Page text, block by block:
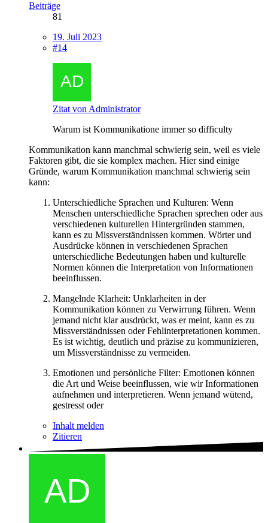
Beiträge
81
19. Juli 2023
#14
Zitat von Administrator
Warum ist Kommunikatione immer so difficulty
Kommunikation kann manchmal schwierig sein, weil es viele
Faktoren gibt, die sie komplex machen. Hier sind einige
Gründe, warum Kommunikation manchmal schwierig sein
kann:
Unterschiedliche Sprachen und Kulturen: Wenn
Menschen unterschiedliche Sprachen sprechen oder aus
verschiedenen kulturellen Hintergründen stammen,
kann es zu Missverständnissen kommen. Wörter und
Ausdrücke können in verschiedenen Sprachen
unterschiedliche Bedeutungen haben und kulturelle
Normen können die Interpretation von Informationen
beeinflussen.
Mangelnde Klarheit: Unklarheiten in der
Kommunikation können zu Verwirrung führen. Wenn
jemand nicht klar ausdrückt, was er meint, kann es zu
Missverständnissen oder Fehlinterpretationen kommen.
Es ist wichtig, deutlich und präzise zu kommunizieren,
um Missverständnisse zu vermeiden.
Emotionen und persönliche Filter: Emotionen können
die Art und Weise beeinflussen, wie wir Informationen
aufnehmen und interpretieren. Wenn jemand wütend,
gestresst oder
Inhalt melden
Zitieren